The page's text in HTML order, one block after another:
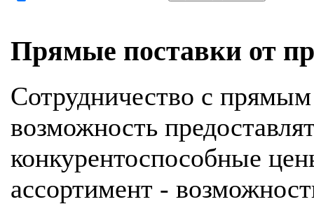
Прямые поставки от
Сотрудничество с
возможность
конкурентоспособные
ассортимент -